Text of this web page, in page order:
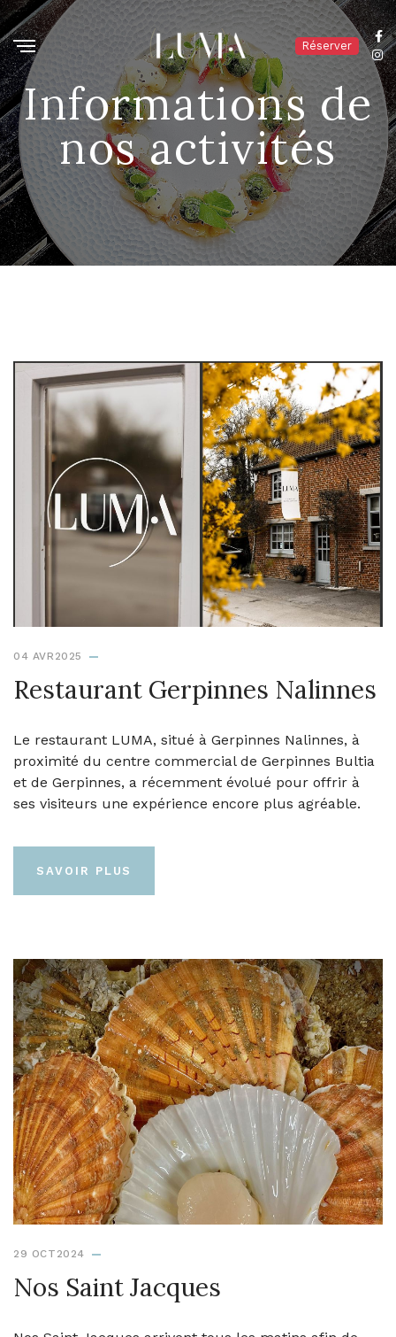
Réserver
Informations de
nos activités
04 AVR2025
Restaurant Gerpinnes Nalinnes
Le restaurant LUMA, situé à Gerpinnes Nalinnes, à
proximité du centre commercial de Gerpinnes Bultia
et de Gerpinnes, a récemment évolué pour offrir à
ses visiteurs une expérience encore plus agréable.
SAVOIR PLUS
29 OCT2024
Nos Saint Jacques